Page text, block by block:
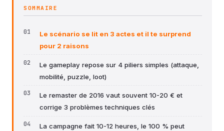
SOMMAIRE
Le scénario se lit en 3 actes et il te surprend
pour 2 raisons
Le gameplay repose sur 4 piliers simples (attaque,
mobilité, puzzle, loot)
Le remaster de 2016 vaut souvent 10-20 € et
corrige 3 problèmes techniques clés
La campagne fait 10-12 heures, le 100 % peut